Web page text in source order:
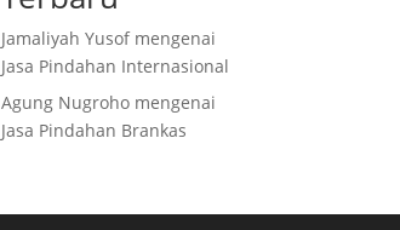
Jamaliyah Yusofmengenai
Jasa Pindahan Internasional
Agung Nugroho mengenai
Jasa Pindahan Brankas